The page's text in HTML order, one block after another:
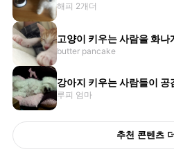
해피 2개더
고양이 키우는 사람을 화나
butter pancake
강아지 키우는 사람들이
루피 엄마
추천 콘텐츠